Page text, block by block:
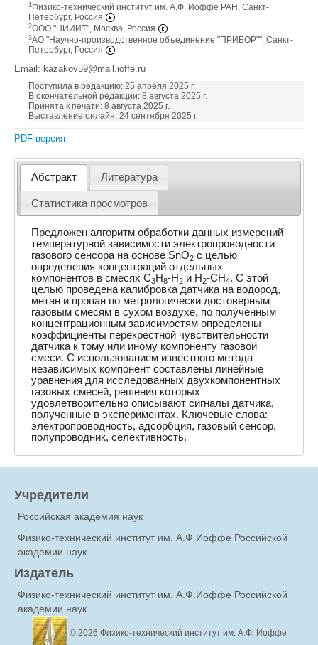
1 Физико-технический институт им. А.Ф. Иоффе РАН, Санкт-
Петербург, Россия
2ООО "НИИИТ", Москва, Россия
3АО "Научно-производственное объединение "ПРИБОР"", Санкт-
Петербург, Россия
Email: kazakov59@mail.ioffe.ru
Поступила в редакцию: 25 апреля 2025 г.
В окончательной редакции: 8 августа 2025 г.
Принята к печати: 8 августа 2025 г.
Выставление онлайн: 24 сентября 2025 г.
PDF версия
Абстракт Литература
Статистика просмотров
Предложен алгоритм обработки данных измерений
температурной зависимости электропроводности
газового сенсора на основе SnO2 с целью
определения концентраций отдельных
компонентов в смесях C3H8-H2 и H2-CH 4. С этой
целью проведена калибровка датчика на водород,
метан и пропан по метрологически достоверным
газовым смесям в сухом воздухе, по полученным
концентрационным зависимостям определены
коэффициенты перекрестной чувствительности
датчика к тому или иному компоненту газовой
смеси. С использованием известного метода
независимых компонент составлены линейные
уравнения для исследованных двухкомпонентных
газовых смесей, решения которых
удовлетворительно описывают сигналы датчика,
полученные в экспериментах. Ключевые слова:
электропроводность, адсорбция, газовый сенсор,
полупроводник, селективность.
Учредители
Российская академия наук
Физико-технический институт им. А.Ф.Иоффе Российской
академии наук
Издатель
Физико-технический институт им. А.Ф.Иоффе Российской
академии наук
© 2026 Физико-технический институт им. А.Ф. Иоффе